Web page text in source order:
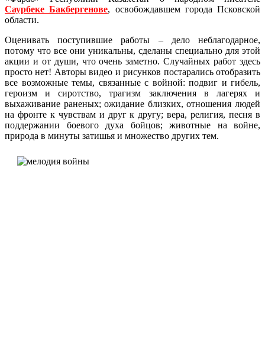
Саурбеке Бакбергенове, освобождавшем города Псковской
области.
Оценивать поступившие работы – дело неблагодарное,
потому что все они уникальны, сделаны специально для этой
акции и от души, что очень заметно. Случайных работ здесь
просто нет! Авторы видео и рисунков постарались отобразить
все возможные темы, связанные с войной: подвиг и гибель,
героизм и сиротство, трагизм заключения в лагерях и
выхаживание раненых; ожидание близких, отношения людей
на фронте к чувствам и друг к другу; вера, религия, песня в
поддержании боевого духа бойцов; животные на войне,
природа в минуты затишья и множество других тем.